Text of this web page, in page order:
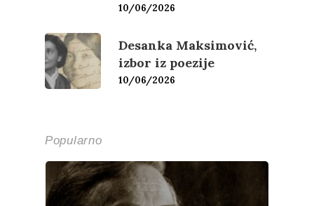
10/06/2026
Desanka Maksimović,
izbor iz poezije
10/06/2026
Popularno